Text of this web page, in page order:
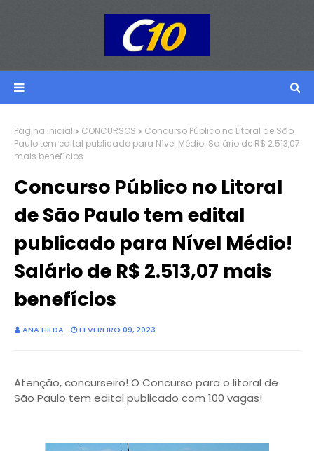
Página inicial CONCURSOS
Concurso Público no Litoral de São
Paulo tem edital publicado para Nível Médio! Salário de R$ 2.513,07
mais benefícios
Concurso Público no Litoral
de São Paulo tem edital
publicado para Nível Médio!
Salário de R$ 2.513,07 mais
benefícios
ANA HILDA FEVEREIRO 09, 2023
Atenção, concurseiro! O Concurso para o litoral de
São Paulo tem edital publicado com 100 vagas!